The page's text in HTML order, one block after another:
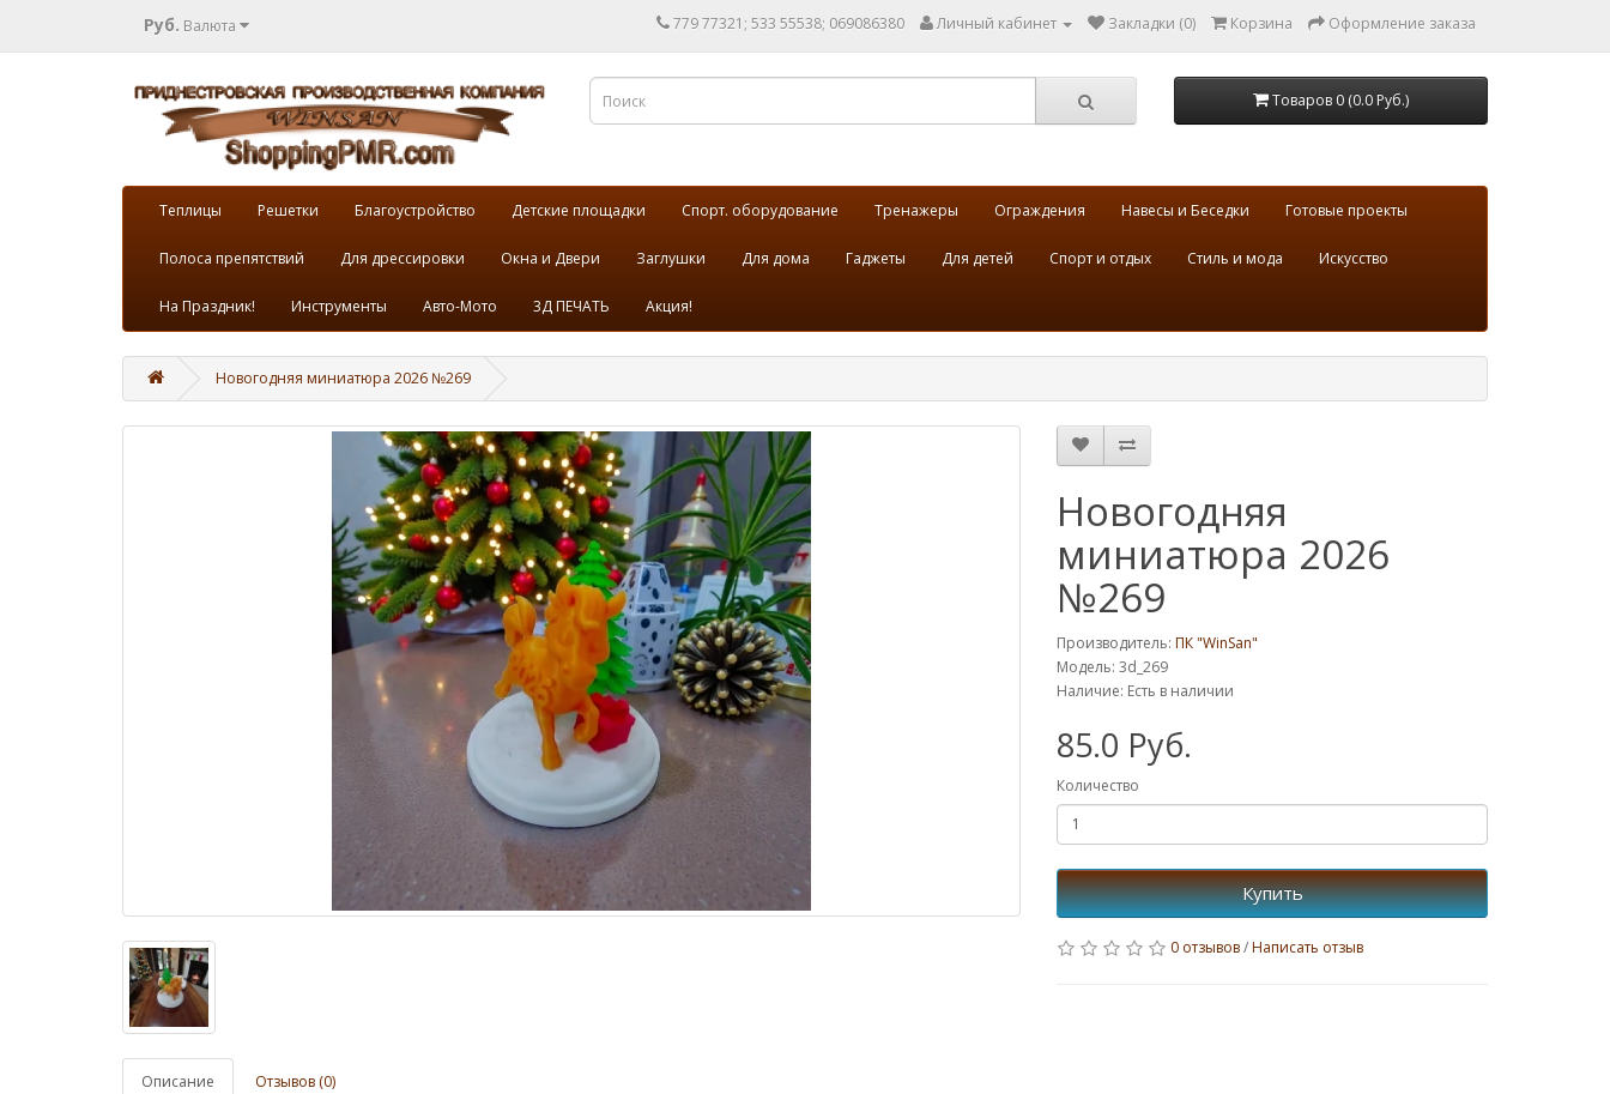
Руб. Валюта 779 77321; 533 55538; 069086380 Личный кабинет Закладки (0) Корзина Оформление заказа
Товаров 0 (0.0 Руб.)
Теплицы Решетки Благоустройство Детские площадки Спорт. оборудование Тренажеры Ограждения Навесы и Беседки Готовые проекты
Полоса препятствий Для дрессировки Окна и Двери Заглушки Для дома Гаджеты Для детей Спорт и отдых Стиль и мода Искусство
На Праздник! Инструменты Авто-Мото 3Д ПЕЧАТЬ Акция!
Новогодняя миниатюра 2026 №269
Описание Отзывов (0)
Новогодняя
миниатюра 2026
№269
Производитель: ПК "WinSan"
Модель: 3d_269
Наличие: Есть в наличии
85.0 Руб.
Количество
Купить
0 отзывов/Написать отзыв